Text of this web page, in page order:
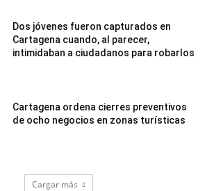
Dos jóvenes fueron capturados en
Cartagena cuando, al parecer,
intimidaban a ciudadanos para robarlos
Cartagena ordena cierres preventivos
de ocho negocios en zonas turísticas
Cargar más